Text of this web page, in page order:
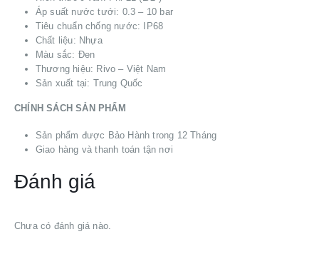
Áp suất nước tưới: 0.3 – 10 bar
Tiêu chuẩn chống nước: IP68
Chất liệu: Nhựa
Màu sắc: Đen
Thương hiệu: Rivo – Việt Nam
Sản xuất tại: Trung Quốc
CHÍNH SÁCH SẢN PHẨM
Sản phẩm được Bảo Hành trong 12 Tháng
Giao hàng và thanh toán tận nơi
Đánh giá
Chưa có đánh giá nào.